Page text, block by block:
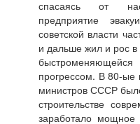
спасаясь от
предприятие
советской власти
и дальше жил и рос в
прогрессом. В 80-ые
министров СССР
строительстве
заработало